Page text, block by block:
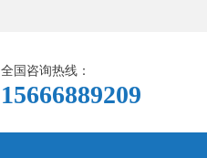
全国咨询热线：
15666889209